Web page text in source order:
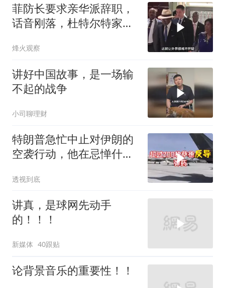
菲防长要求亲华派辞职，
话音刚落，杜特尔特家族
烽火观察
讲好中国故事，是一场输
不起的战争
小司聊理财
特朗普急忙中止对伊朗的
空袭行动，他在忌惮什
透视到底
讲真，是球网先动手
的！！！
新媒体 40跟贴
论背景音乐的重要性！！